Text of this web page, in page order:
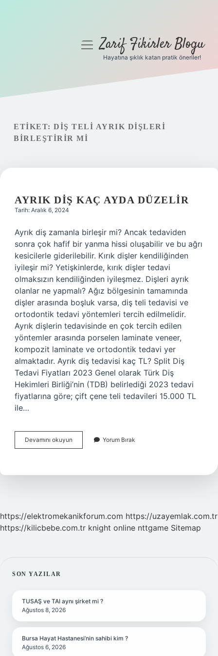
Gizlilik Politikası
Hakkımızda
menüyüZarif Fikirler Blogu
Hayatına şıklık katan pratik öneriler!
ETIKET: DIŞ TELI AYRIK DIŞLERI
BIRLEŞTIRIR MI
AYRIK DIŞ KAÇ AYDA DÜZELIR
Tarih: Aralık 6, 2024
Ayrık diş zamanla birleşir mi? Ancak tedaviden
sonra çok hafif bir yanma hissi oluşabilir ve bu ağrı
kesicilerle giderilebilir. Kırık dişler kendiliğinden
iyileşir mi? Yetişkinlerde, kırık dişler tedavi
olmaksızın kendiliğinden iyileşmez. Dişleri ayrık
olanlar ne yapmalı? Ağız bölgesinin tamamında
dişler arasında boşluk varsa, diş teli tedavisi ve
ortodontik tedavi yöntemleri tercih edilmelidir.
Ayrık dişlerin tedavisinde en çok tercih edilen
yöntemler arasında porselen laminate veneer,
kompozit laminate ve ortodontik tedavi yer
almaktadır. Ayrık diş tedavisi kaç TL? Split Diş
Tedavi Fiyatları 2023 Genel olarak Türk Diş
Hekimleri Birliği’nin (TDB) belirlediği 2023 tedavi
fiyatlarına göre; çift çene teli tedavileri 15.000 TL
ile…
Devamını okuyun
Diş
Düzelir
Yorum Bırak
https://elektromekanikforum.com https://uzayemlak.com.tr
https://kilicbebe.com.tr knight online nttgame Sitemap
SIDEBAR
SON YAZILAR
TUSAŞ ve TAI aynı şirket mi ?
Ağustos 8, 2026
Bursa Hayat Hastanesi’nin sahibi kim ?
Ağustos 6, 2026